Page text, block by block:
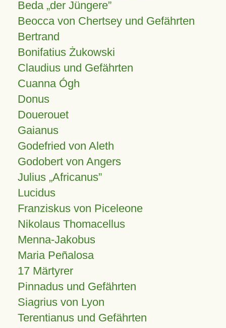
Beda „der Jüngere”
Beocca von Chertsey und Gefährten
Bertrand
Bonifatius Żukowski
Claudius und Gefährten
Cuanna Ógh
Donus
Douerouet
Gaianus
Godefried von Aleth
Godobert von Angers
Julius Africanus
Lucidus
Franziskus von Piceleone
Nikolaus Thomacellus
Menna-Jakobus
Maria Peñalosa
17 Märtyrer
Pinnadus und Gefährten
Siagrius von Lyon
Terentianus und Gefährten